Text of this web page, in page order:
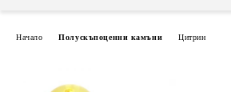
Начало Полускъпоценни камъни Цитрин